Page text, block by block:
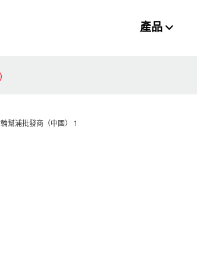
產品